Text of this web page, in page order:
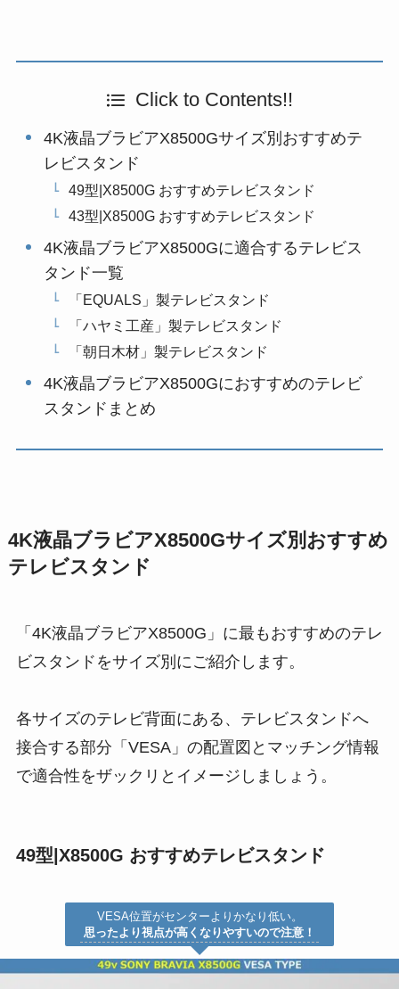
Click to Contents!!
4K液晶ブラビアX8500Gサイズ別おすすめテ
レビスタンド
49型|X8500G おすすめテレビスタンド
43型|X8500G おすすめテレビスタンド
4K液晶ブラビアX8500Gに適合するテレビス
タンド一覧
「EQUALS」製テレビスタンド
「ハヤミ工産」製テレビスタンド
「朝日木材」製テレビスタンド
4K液晶ブラビアX8500Gにおすすめのテレビ
スタンドまとめ
4K液晶ブラビアX8500Gサイズ別おすすめ
テレビスタンド
「4K液晶ブラビアX8500G」に最もおすすめのテレ
ビスタンドをサイズ別にご紹介します。
各サイズのテレビ背面にある、テレビスタンドへ
接合する部分 「VESA」の配置図 と マッチング情報
で適合性をザックリとイメージしましょう。
49型|X8500G おすすめテレビスタンド
VESA位置がセンターよりかなり低い。
思ったより視点が高くなりやすいので注意！